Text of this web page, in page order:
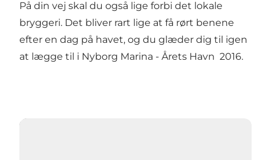
På din vej skal du også lige forbi det lokale
bryggeri. Det bliver rart lige at få rørt benene
efter en dag på havet, og du glæder dig til igen
at lægge til i Nyborg Marina - Årets Havn 2016.